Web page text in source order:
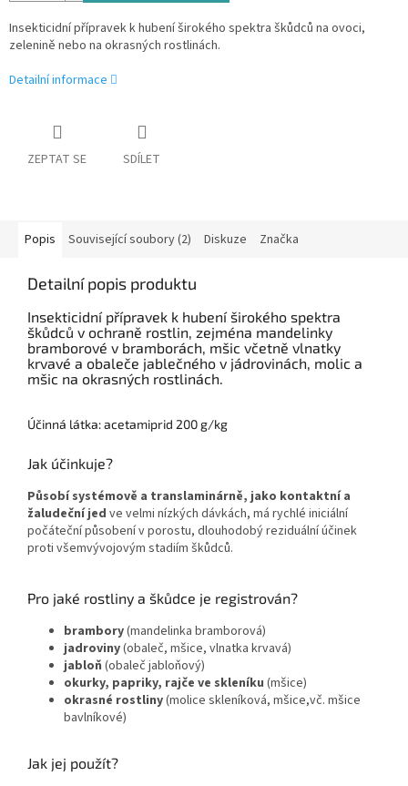
Insekticidní přípravek k hubení širokého spektra škůdců na ovoci,
zelenině nebo na okrasných rostlinách.
Detailní informace
ZEPTAT SE SDÍLET
Popis Související soubory (2) Diskuze Značka
Detailní popis produktu
Insekticidní přípravek k hubení širokého spektra
škůdců v ochraně rostlin, zejména mandelinky
bramborové v bramborách, mšic včetně vlnatky
krvavé a obaleče jablečného v jádrovinách, molic a
mšic na okrasných rostlinách.
Účinná látka: acetamiprid 200 g/kg
Jak účinkuje?
Působí systémově a translaminárně, jako kontaktní a
žaludeční jed ve velmi nízkých dávkách, má rychlé iniciální
počáteční působení v porostu, dlouhodobý reziduální účinek
proti všemvývojovým stadiím škůdců.
Pro jaké rostliny a škůdce je registrován?
brambory(mandelinka bramborová)
jadroviny(obaleč, mšice, vlnatka krvavá)
jabloň (obaleč jabloňový)
okurky, papriky, rajče ve skleníku (mšice)
okrasné rostliny(molice skleníková, mšice,vč. mšice
bavlníkové)
Jak jej použít?